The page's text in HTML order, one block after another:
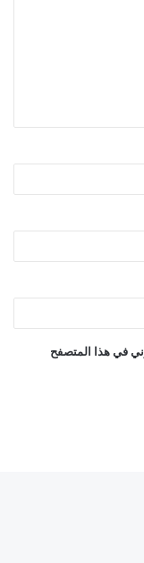
في هذا المتصفح